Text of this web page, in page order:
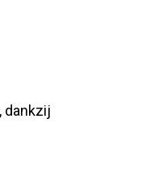
dankzij